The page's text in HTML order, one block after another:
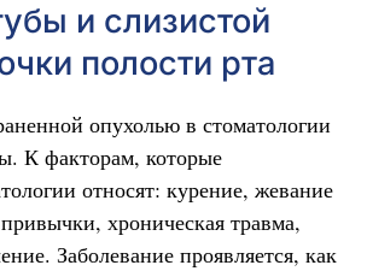
и слизистой
полости рта
опухолью в стоматологии
К факторам, которые
относят: курение, жевание
хроническая травма,
Заболевание проявляется, как